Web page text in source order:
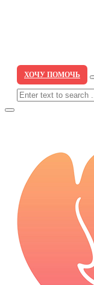
ХОЧУ ПОМОЧЬ
Search